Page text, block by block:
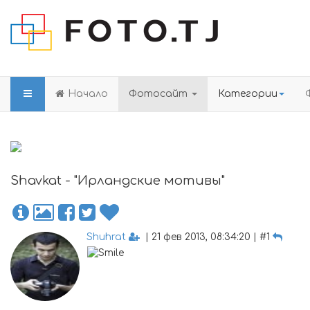
Начало Фотосайт Категории
Shavkat - "Ирландские мотивы"
Shuhrat | 21 фев 2013, 08:34:20 | #1